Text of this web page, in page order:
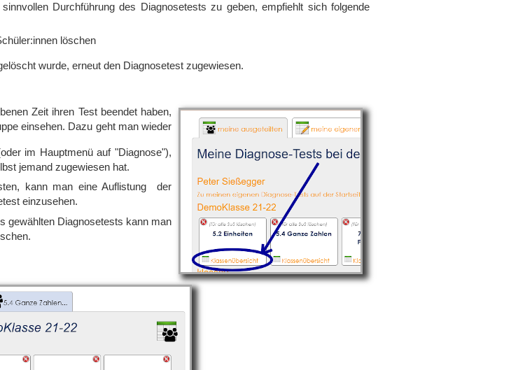
Durchführung des Diagnosetests zu geben, empfiehlt sich folgende
löschen
wurde, erneut den Diagnosetest zugewiesen.
Zeit ihren Test beendet haben,
einsehen. Dazu geht man wieder
im Hauptmenü auf "Diagnose"),
jemand zugewiesen hat.
kann man eine Auflistung der
einzusehen.
gewählten Diagnosetests kann man